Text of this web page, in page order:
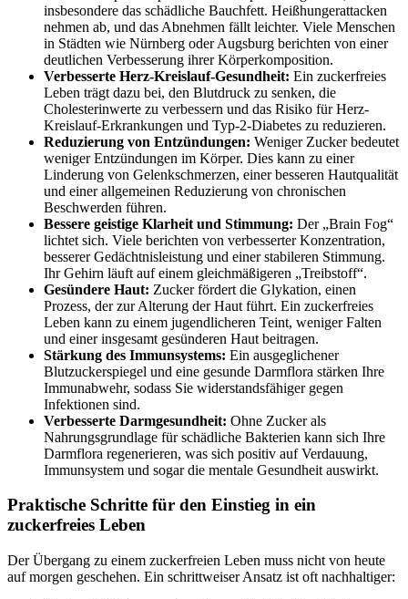
insbesondere das schädliche Bauchfett. Heißhungerattacken
nehmen ab, und das Abnehmen fällt leichter. Viele Menschen
in Städten wie Nürnberg oder Augsburg berichten von einer
deutlichen Verbesserung ihrer Körperkomposition.
Verbesserte Herz-Kreislauf-Gesundheit: Ein zuckerfreies
Leben trägt dazu bei, den Blutdruck zu senken, die
Cholesterinwerte zu verbessern und das Risiko für Herz-
Kreislauf-Erkrankungen und Typ-2-Diabetes zu reduzieren.
Reduzierung von Entzündungen: Weniger Zucker bedeutet
weniger Entzündungen im Körper. Dies kann zu einer
Linderung von Gelenkschmerzen, einer besseren Hautqualität
und einer allgemeinen Reduzierung von chronischen
Beschwerden führen.
Bessere geistige Klarheit und Stimmung: Der „Brain Fog“
lichtet sich. Viele berichten von verbesserter Konzentration,
besserer Gedächtnisleistung und einer stabileren Stimmung.
Ihr Gehirn läuft auf einem gleichmäßigeren „Treibstoff“.
Gesündere Haut: Zucker fördert die Glykation, einen
Prozess, der zur Alterung der Haut führt. Ein zuckerfreies
Leben kann zu einem jugendlicheren Teint, weniger Falten
und einer insgesamt gesünderen Haut beitragen.
Stärkung des Immunsystems: Ein ausgeglichener
Blutzuckerspiegel und eine gesunde Darmflora stärken Ihre
Immunabwehr, sodass Sie widerstandsfähiger gegen
Infektionen sind.
Verbesserte Darmgesundheit: Ohne Zucker als
Nahrungsgrundlage für schädliche Bakterien kann sich Ihre
Darmflora regenerieren, was sich positiv auf Verdauung,
Immunsystem und sogar die mentale Gesundheit auswirkt.
Praktische Schritte für den Einstieg in ein
zuckerfreies Leben
Der Übergang zu einem zuckerfreien Leben muss nicht von heute
auf morgen geschehen. Ein schrittweiser Ansatz ist oft nachhaltiger: